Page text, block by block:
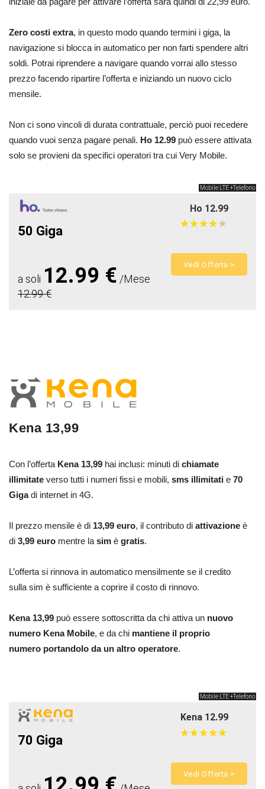
Zero costi extra, in questo modo quando termini i giga, la
navigazione si blocca in automatico per non farti spendere altri
soldi. Potrai riprendere a navigare quando vorrai allo stesso
prezzo facendo ripartire l’offerta e iniziando un nuovo ciclo
mensile.
Non ci sono vincoli di durata contrattuale, perciò puoi recedere
quando vuoi senza pagare penali. Ho 12.99 può essere attivata
solo se provieni da specifici operatori tra cui Very Mobile.
Mobile LTE +Telefono
Ho 12.99
50 Giga
★★★★★
★★★★★
a soli 12.99 € /Mese
12.99 €
Vedi Offerta >
Kena 13,99
Con l’offerta Kena 13,99 hai inclusi: minuti di chiamate
illimitate verso tutti i numeri fissi e mobili, sms illimitati e 70
Gigadi internet in 4G.
Il prezzo mensile è di 13,99 euro, il contributo di attivazione è
di 3,99 euro mentre la sim è gratis.
L’offerta si rinnova in automatico mensilmente se il credito
sulla sim è sufficiente a coprire il costo di rinnovo.
Kena 13,99 può essere sottoscritta da chi attiva un nuovo
numero Kena Mobile, e da chi mantiene il proprio
numero portandolo da un altro operatore.
Mobile LTE +Telefono
Kena 12.99
70 Giga
★★★★★
★★★★★
Vedi Offerta >